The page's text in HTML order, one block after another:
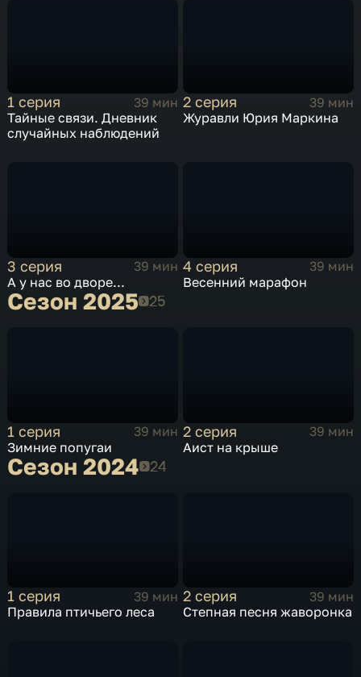
1 серия
39 мин
Тайные связи. Дневник
случайных наблюдений
2 серия
39 мин
Журавли Юрия Маркина
3 серия
39 мин
А у нас во дворе...
4 серия
39 мин
Весенний марафон
Сезон 2025Сезон 2025
1 серия
39 мин
Зимние попугаи
2 серия
39 мин
Аист на крыше
Сезон 2024Сезон 2024
1 серия
39 мин
Правила птичьего леса
2 серия
39 мин
Степная песня жаворонка